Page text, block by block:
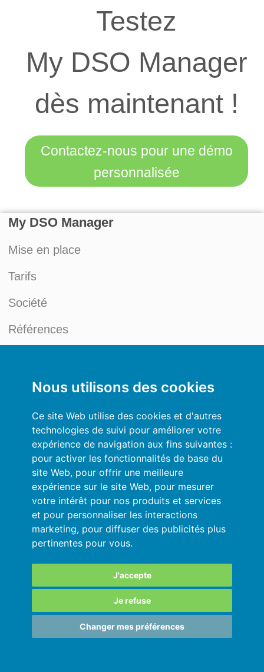
Nous utilisons des cookies
Ce site Web utilise des cookies et d'autres
technologies de suivi pour améliorer votre
expérience de navigation aux fins suivantes :
pour activer les fonctionnalités de base du
site Web, pour offrir une meilleure
expérience sur le site Web, pour mesurer
votre intérêt pour nos produits et services
et pour personnaliser les interactions
marketing, pour diffuser des publicités plus
pertinentes pour vous.
J'accepte
Je refuse
Changer mes préférences
Testez
My DSO Manager
dès maintenant !
Contactez-nous pour une démo
personnalisée
My DSO Manager
Mise en place
Tarifs
Société
Références
Blog du Credit Management
Mon compte
Conditions générales
Politique de Confidentialité
Se connecter
Ressources
Aide en ligne
Importez vos données en automatique
Vos données sont en sécurité